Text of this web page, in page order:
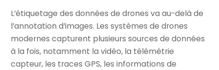
L’étiquetage des données de drones va au-delà de
l’annotation d’images. Les systèmes de drones
modernes capturent plusieurs sources de données
à la fois, notamment la vidéo, la télémétrie
capteur, les traces GPS, les informations de